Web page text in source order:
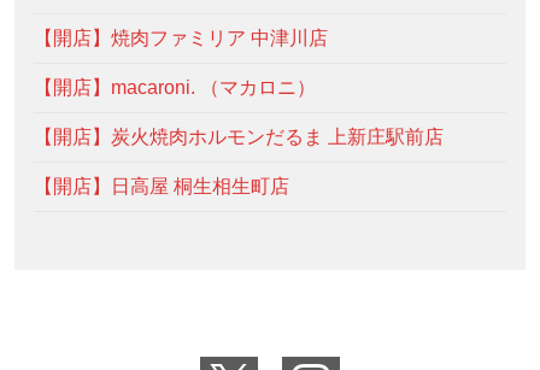
【開店】焼肉ファミリア 中津川店
【開店】macaroni. （マカロニ）
【開店】炭火焼肉ホルモンだるま 上新庄駅前店
【開店】日高屋 桐生相生町店